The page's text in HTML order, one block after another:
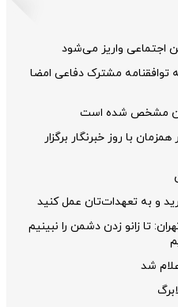
اجتماعی واریز می‌شود
توافقنامه مشترک دفاعی امضا
مشخص شده است
با روز خبرنگار برگزار
و به تعهدات‌تان عمل کنید
تا زانو زدن دشمن را نبینیم
شد